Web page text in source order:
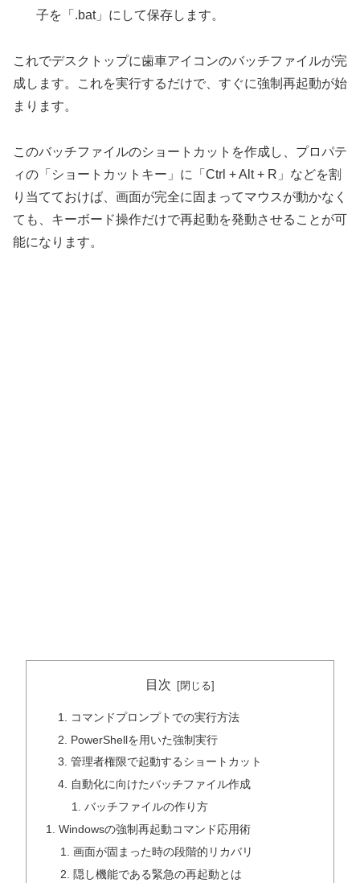
子を「.bat」にして保存します。
これでデスクトップに歯車アイコンのバッチファイルが完
成します。これを実行するだけで、すぐに強制再起動が始
まります。
このバッチファイルのショートカットを作成し、プロパテ
ィの「ショートカットキー」に「Ctrl + Alt + R」などを割
り当てておけば、画面が完全に固まってマウスが動かなく
ても、キーボード操作だけで再起動を発動させることが可
能になります。
目次
コマンドプロンプトでの実行方法
PowerShellを用いた強制実行
管理者権限で起動するショートカット
自動化に向けたバッチファイル作成
バッチファイルの作り方
Windowsの強制再起動コマンド応用術
画面が固まった時の段階的リカバリ
隠し機能である緊急の再起動とは